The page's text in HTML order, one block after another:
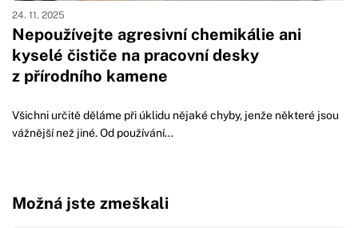
Nepoužívejte agresivní chemikálie ani
kyselé čističe na pracovní desky
z přírodního kamene
24. 11. 2025
Všichni určitě děláme při úklidu nějaké chyby, jenže některé jsou
vážnější než jiné. Od používání...
Možná jste zmeškali